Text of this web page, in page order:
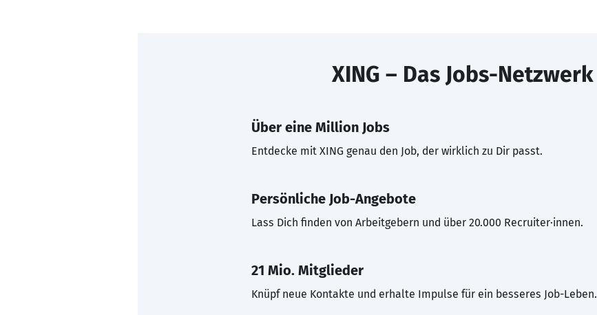
XING – Das Jobs-Netzwerk
Über eine Million Jobs
Entdecke mit XING genau den Job, der wirklich zu Dir passt.
Persönliche Job-Angebote
Lass Dich finden von Arbeitgebern und über 20.000 Recruiter·innen.
21 Mio. Mitglieder
Knüpf neue Kontakte und erhalte Impulse für ein besseres Job-Leben.